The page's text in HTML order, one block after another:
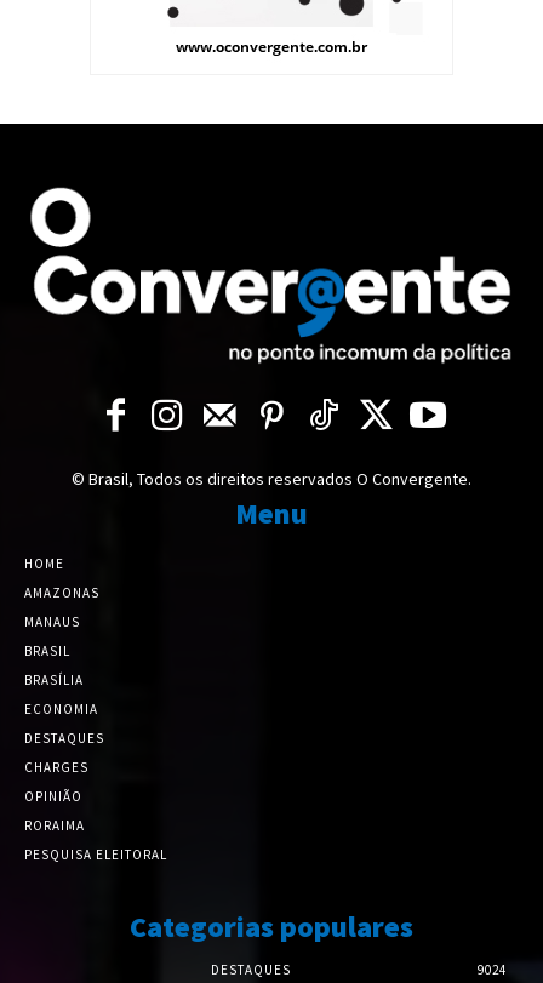
© Brasil, Todos os direitos reservados O Convergente.
Menu
HOME
AMAZONAS
MANAUS
BRASIL
BRASÍLIA
ECONOMIA
DESTAQUES
CHARGES
OPINIÃO
RORAIMA
PESQUISA ELEITORAL
Categorias populares
DESTAQUES 9024